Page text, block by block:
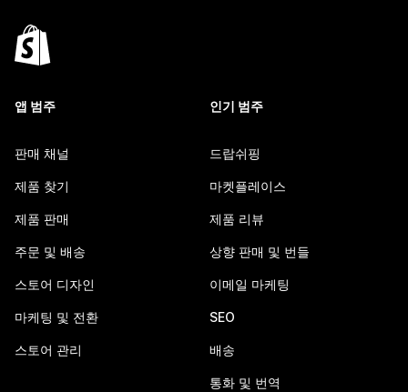
앱 범주
판매 채널
제품 찾기
제품 판매
주문 및 배송
스토어 디자인
마케팅 및 전환
스토어 관리
인기 범주
드랍쉬핑
마켓플레이스
제품 리뷰
상향 판매 및 번들
이메일 마케팅
SEO
배송
통화 및 번역